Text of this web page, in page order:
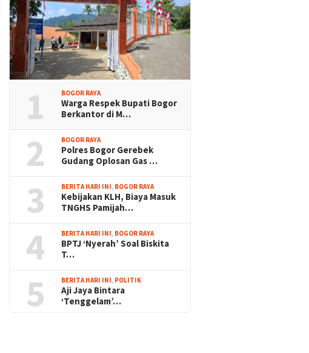
1 BOGOR RAYA
Warga Respek Bupati Bogor
Berkantor di M…
2 BOGOR RAYA
Polres Bogor Gerebek
Gudang Oplosan Gas …
3 BERITA HARI INI, BOGOR RAYA
Kebijakan KLH, Biaya Masuk
TNGHS Pamijah…
4 BERITA HARI INI, BOGOR RAYA
BPTJ ‘Nyerah’ Soal Biskita
T…
5 BERITA HARI INI, POLITIK
Aji Jaya Bintara
‘Tenggelam’…